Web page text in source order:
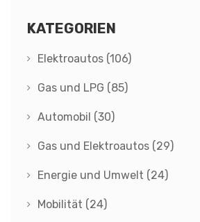
KATEGORIEN
Elektroautos (106)
Gas und LPG (85)
Automobil (30)
Gas und Elektroautos (29)
Energie und Umwelt (24)
Mobilität (24)